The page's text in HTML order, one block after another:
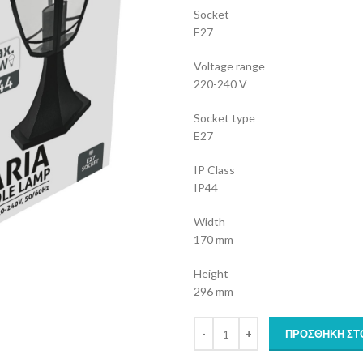
Socket
E27
Voltage range
220-240 V
Socket type
E27
IP Class
IP44
Width
170 mm
Height
296 mm
ΠΡΟΣΘΉΚΗ